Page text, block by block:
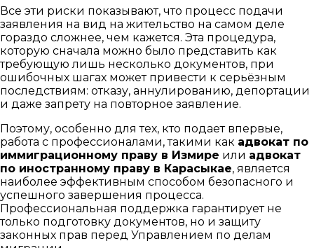
Все эти риски показывают, что процесс подачи
заявления на вид на жительство на самом деле
гораздо сложнее, чем кажется. Эта процедура,
которую сначала можно было представить как
требующую лишь несколько документов, при
ошибочных шагах может привести к серьёзным
последствиям: отказу, аннулированию, депортации
и даже запрету на повторное заявление.
Поэтому, особенно для тех, кто подает впервые,
работа с профессионалами, такими как адвокат по
иммиграционному праву в Измире или адвокат
по иностранному праву в Карасыкае, является
наиболее эффективным способом безопасного и
успешного завершения процесса.
Профессиональная поддержка гарантирует не
только подготовку документов, но и защиту
законных прав перед Управлением по делам